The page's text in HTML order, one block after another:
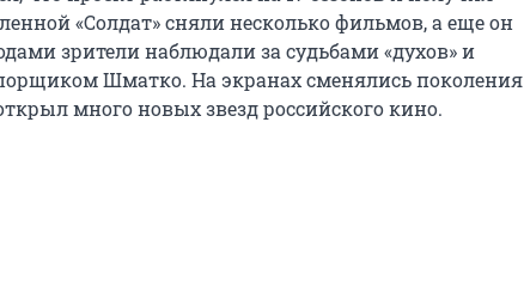
«Солдат» сняли несколько фильмов, а еще он
зрители наблюдали за судьбами «духов» и
Шматко. На экранах сменялись поколения
много новых звезд российского кино.